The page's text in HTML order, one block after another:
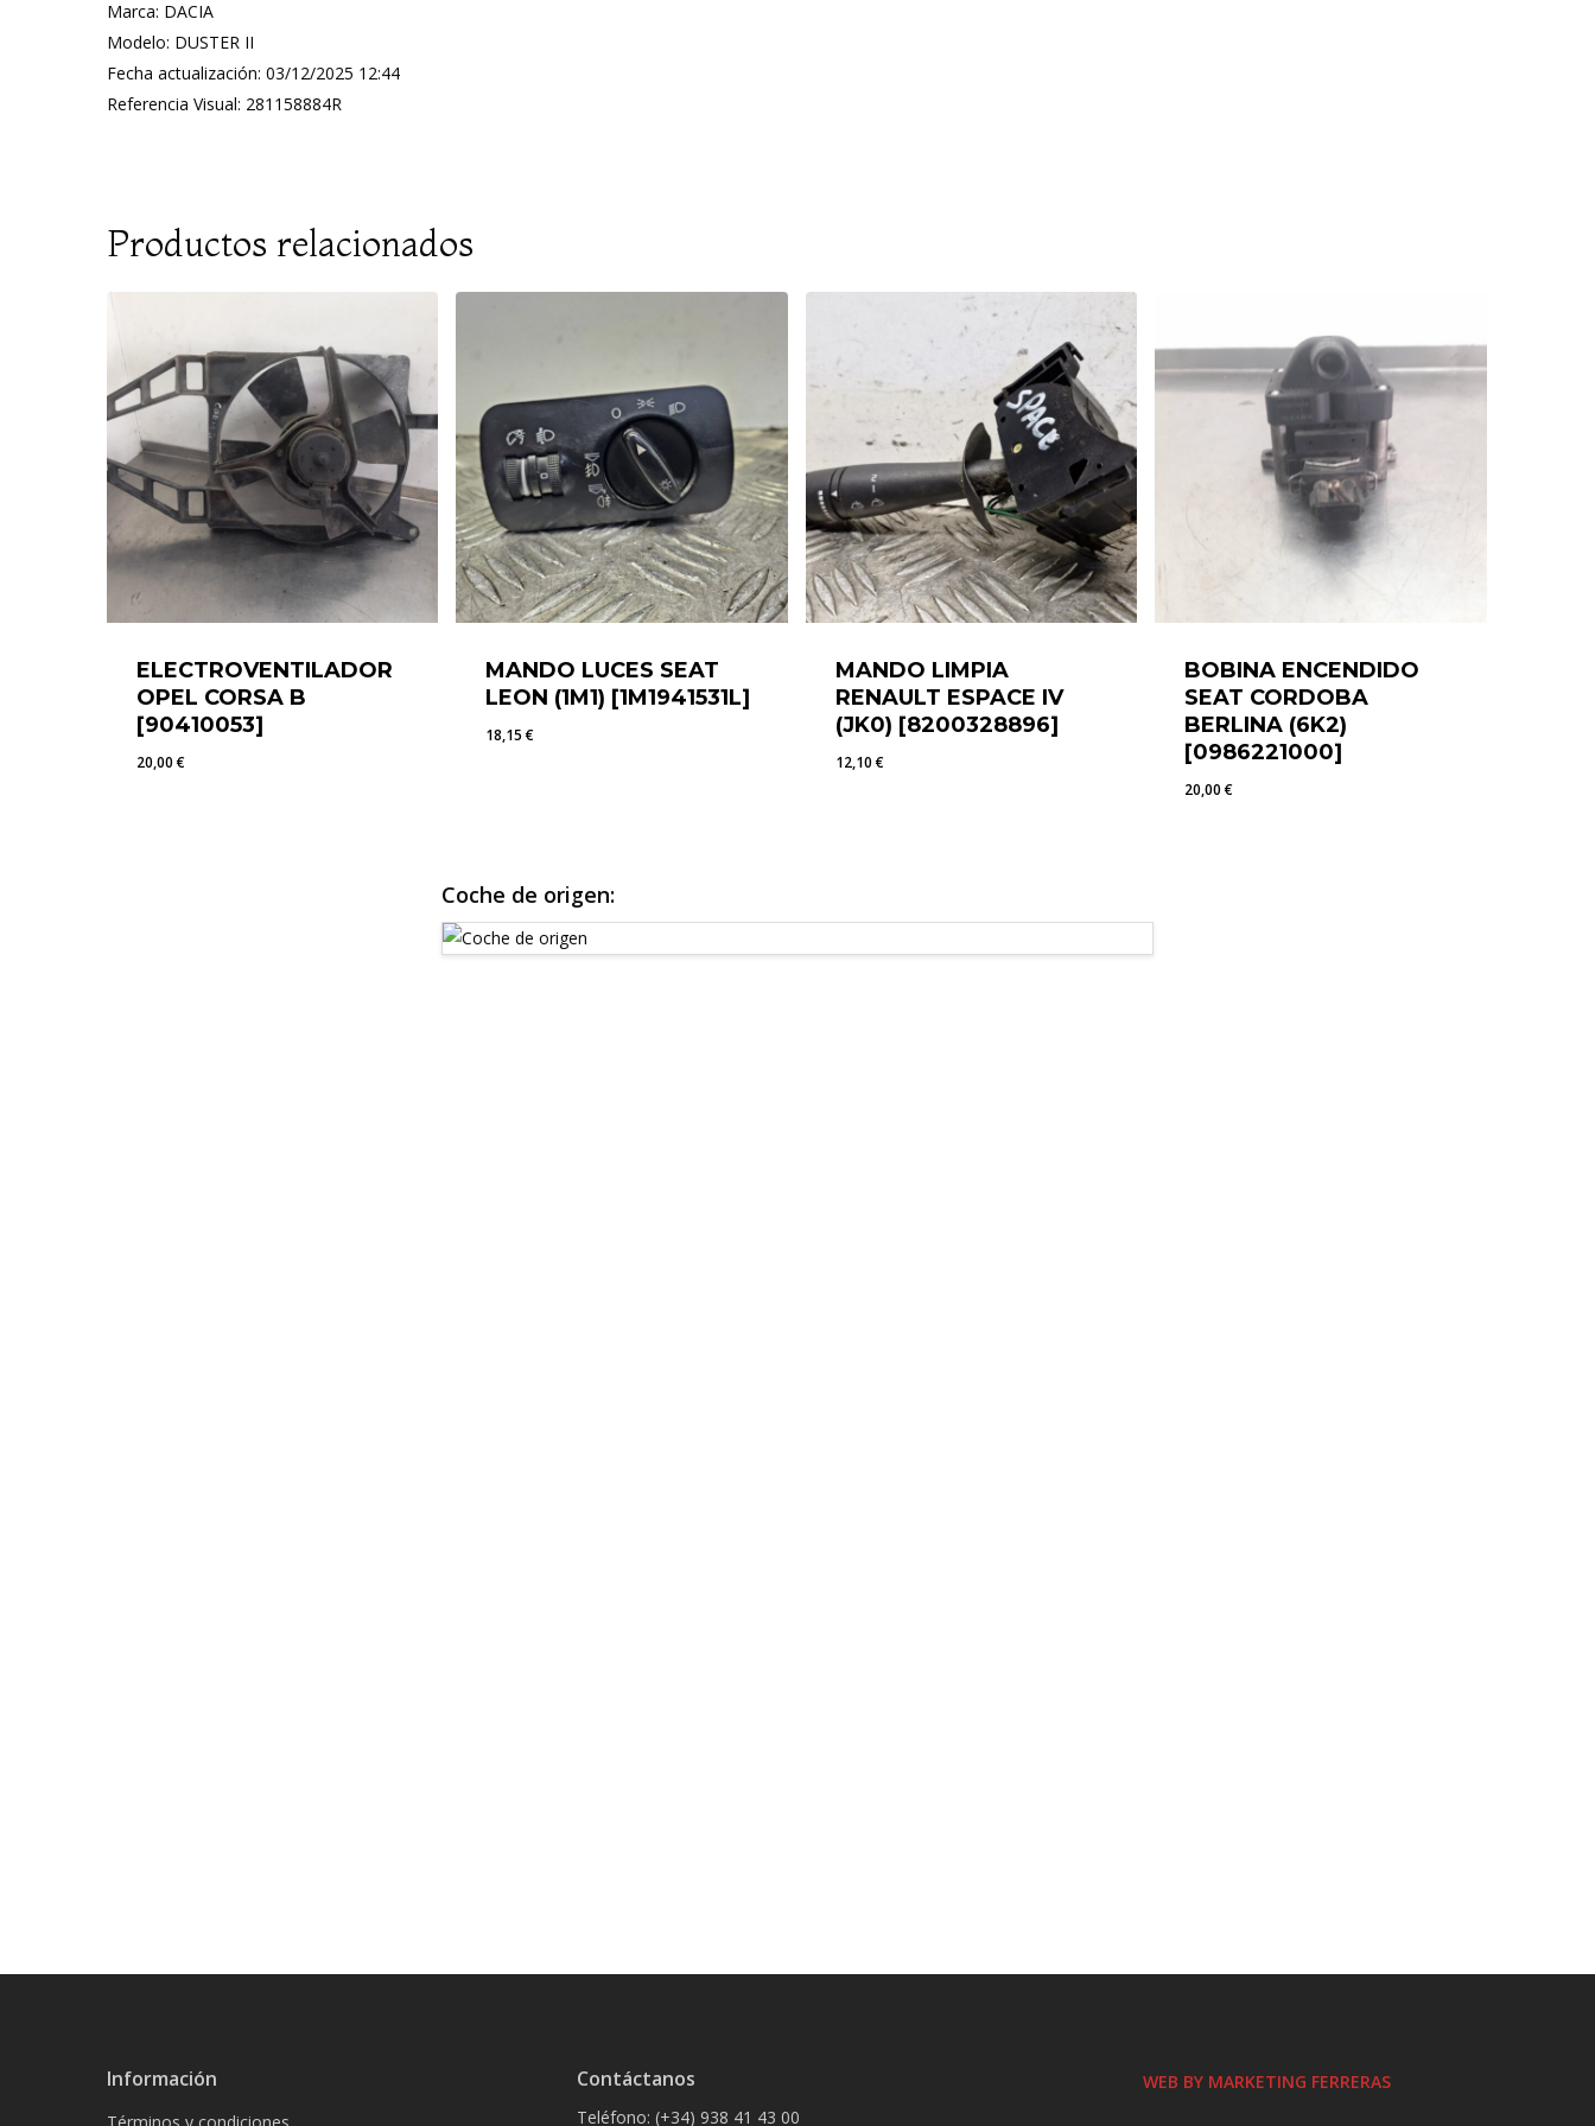
Marca: DACIA
Modelo: DUSTER II
Fecha actualización: 03/12/2025 12:44
Referencia Visual: 281158884R
Productos relacionados
ELECTROVENTILADOR
OPEL CORSA B
[90410053]
20,00€
MANDO LUCES SEAT
LEON (1M1) [1M1941531L]
18,15€
MANDO LIMPIA
RENAULT ESPACE IV
(JK0) [8200328896]
12,10€
BOBINA ENCENDIDO
SEAT CORDOBA
BERLINA (6K2)
[0986221000]
20,00€
Coche de origen:
Información Contáctanos
Teléfono: (+34) 938 41 43 00
WEB BY MARKETING FERRERAS